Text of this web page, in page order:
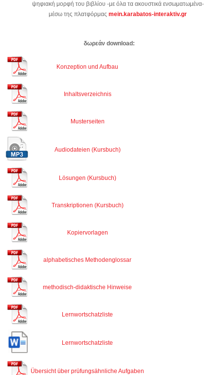
ψηφιακή μορφή του βιβλίου -με όλα τα ακουστικά ενσωματωμένα-
μέσω της πλατφόρμας mein.karabatos-interaktiv.gr
δωρεάν download:
Konzeption und Aufbau
Inhaltsverzeichnis
Musterseiten
Audiodateien (Kursbuch)
Lösungen (Kursbuch)
Transkriptionen (Kursbuch)
Kopiervorlagen
alphabetisches Methodenglossar
methodisch-didaktische Hinweise
Lernwortschatzliste
Lernwortschatzliste
Übersicht über prüfungsähnliche Aufgaben